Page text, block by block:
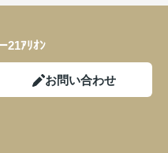
21ｱﾘｵﾝ
お問い合わせ